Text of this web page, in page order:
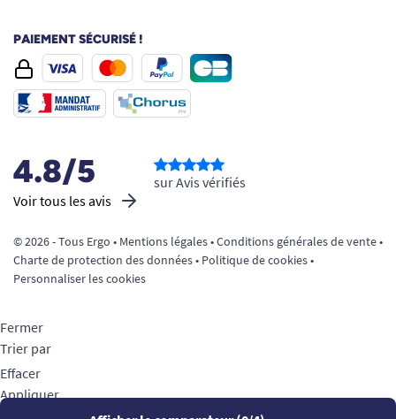
PAIEMENT SÉCURISÉ !
4.8/5
Voir tous les avis
sur Avis vérifiés
© 2026 - Tous Ergo • Mentions légales•Conditions générales de vente•
Charte de protection des données• Politique de cookies•
Personnaliser les cookies
Fermer
Trier par
Effacer
Appliquer